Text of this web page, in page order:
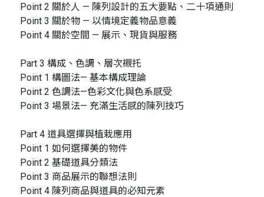
Point 2 關於人 — 陳列設計的五大要點、二十項通則
Point 3 關於物 — 以情境定義物品意義
Point 4 關於空間 — 展示、現貨與服務
Part 3 構成、色調、層次襯托
Point 1 構圖法— 基本構成理論
Point 2 色調法—色彩文化與色系感受
Point 3 場景法— 充滿生活感的陳列技巧
Part 4 道具選擇與植栽應用
Point 1 如何選擇美的物件
Point 2 基礎道具分類法
Point 3 商品展示的聯想法則
Point 4 陳列商品與道具的必知元素